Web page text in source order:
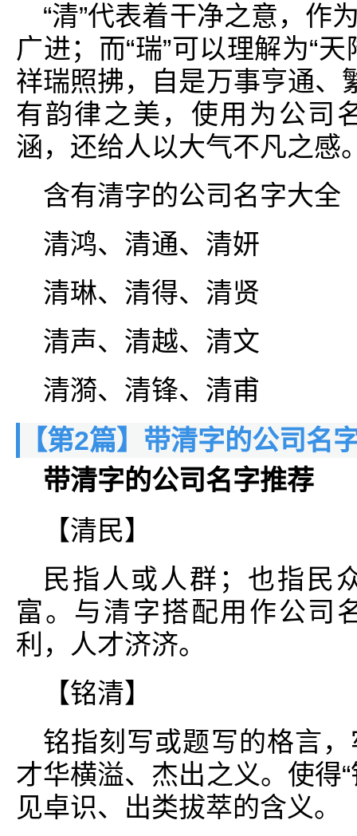
“清”代表着干净之意，作
广进；而“瑞”可以理解为“
祥瑞照拂，自是万事亨通、
有韵律之美，使用为公司
涵，还给人以大气不凡之感
含有清字的公司名字大全
清鸿、清通、清妍
清琳、清得、清贤
清声、清越、清文
清漪、清锋、清甫
【第2篇】带清字的公司名
带清字的公司名字推荐
【清民】
民指人或人群；也指民
富。与清字搭配用作公司
利，人才济济。
【铭清】
铭指刻写或题写的格言
才华横溢、杰出之义。使得
见卓识、出类拔萃的含义。